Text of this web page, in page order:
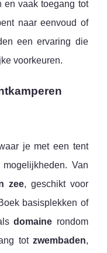
en vaak toegang tot
naar eenvoud of
een ervaring die
voorkeuren.
je met een tent
Van
zee, geschikt voor
basisplekken of
domaine rondom
tot zwembaden,